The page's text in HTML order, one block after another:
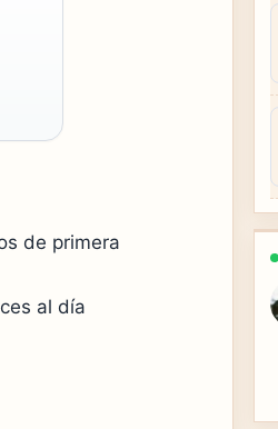
de primera
al día